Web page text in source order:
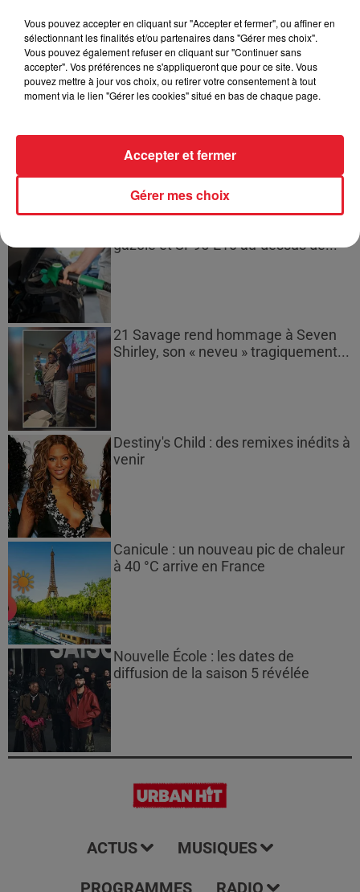
plusieurs semaines avant
l'extinction...
de deux militaires disparus...
gazole et SP95-E10 au-dessus de...
21 Savage rend hommage à Seven
Shirley, son « neveu » tragiquement...
Destiny's Child : des remixes inédits à
venir
Canicule : un nouveau pic de chaleur
à 40 °C arrive en France
Nouvelle École : les dates de
diffusion de la saison 5 révélée
ACTUS MUSIQUES
PROGRAMMES RADIO
Vous pouvez accepter en cliquant sur "Accepter et fermer", ou affiner en
sélectionnant les finalités et/ou partenaires dans "Gérer mes choix".
Vous pouvez également refuser en cliquant sur "Continuer sans
accepter". Vos préférences ne s'appliqueront que pour ce site. Vous
pouvez mettre à jour vos choix, ou retirer votre consentement à tout
moment via le lien "Gérer les cookies" situé en bas de chaque page.
Gérer mes choix
Accepter et fermer